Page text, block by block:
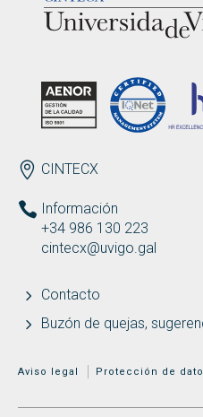
ENDEREZO ES
CINTECX
Información
+34 986 130 223
cintecx@uvigo.gal
Contacto
Buzón de quejas,
MENÚ ADICIONAL
Aviso legal Protección de